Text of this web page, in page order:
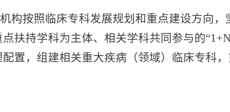
构按照临床专科发展规划和重点建设方向
扶持学科为主体、相关学科共同参与的
置，组建相关重大疾病（领域）临床专科